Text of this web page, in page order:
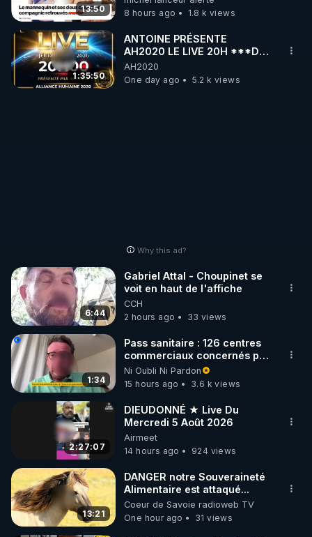
13:50
8 hours ago
1.8 k views
1:35:50
ANTOINE PRÉSENTE
AH2020 LE LIVE 20H ***DU
06/08/2026***
AH2020
One day ago
5.2 k views
Why this ad?
6:44
Gabriel Attal - Choupinet se
voit en haut de l'affiche
CCH
2 hours ago
33 views
1:34
Pass sanitaire : 126 centres
commerciaux concernés par
l'obligation dans toute la
France
Ni Oubli Ni Pardon
15 hours ago
3.6 k views
2:27:07
DIEUDONNÉ ★ Live Du
Mercredi 5 Août 2026
Airmeet
14 hours ago
924 views
13:21
DANGER notre Souveraineté
Alimentaire est attaqué...
Coeur de Savoie radioweb TV
One hour ago
31 views